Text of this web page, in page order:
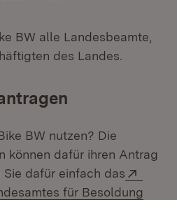
BW alle Landesbeamte,
des Landes.
BW nutzen? Die
können dafür ihren Antrag
dafür einfach das
für Besoldung